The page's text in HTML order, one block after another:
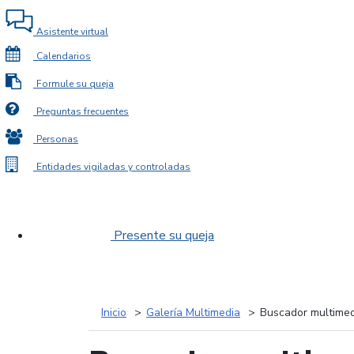
Asistente virtual
Calendarios
Formule su queja
Preguntas frecuentes
Personas
Entidades vigiladas y controladas
Presente su queja
Inicio Galería Multimedia Buscador